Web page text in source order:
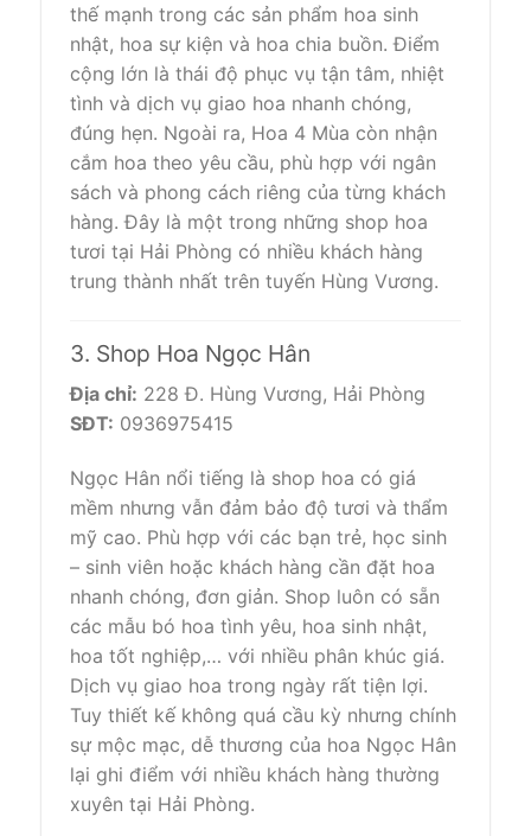
thế mạnh trong các sản phẩm hoa sinh
nhật, hoa sự kiện và hoa chia buồn. Điểm
cộng lớn là thái độ phục vụ tận tâm, nhiệt
tình và dịch vụ giao hoa nhanh chóng,
đúng hẹn. Ngoài ra, Hoa 4 Mùa còn nhận
cắm hoa theo yêu cầu, phù hợp với ngân
sách và phong cách riêng của từng khách
hàng. Đây là một trong những shop hoa
tươi tại Hải Phòng có nhiều khách hàng
trung thành nhất trên tuyến Hùng Vương.
3. Shop Hoa Ngọc Hân
Địa chỉ: 228 Đ. Hùng Vương, Hải Phòng
SĐT: 0936975415
Ngọc Hân nổi tiếng là shop hoa có giá
mềm nhưng vẫn đảm bảo độ tươi và thẩm
mỹ cao. Phù hợp với các bạn trẻ, học sinh
– sinh viên hoặc khách hàng cần đặt hoa
nhanh chóng, đơn giản. Shop luôn có sẵn
các mẫu bó hoa tình yêu, hoa sinh nhật,
hoa tốt nghiệp,… với nhiều phân khúc giá.
Dịch vụ giao hoa trong ngày rất tiện lợi.
Tuy thiết kế không quá cầu kỳ nhưng chính
sự mộc mạc, dễ thương của hoa Ngọc Hân
lại ghi điểm với nhiều khách hàng thường
xuyên tại Hải Phòng.